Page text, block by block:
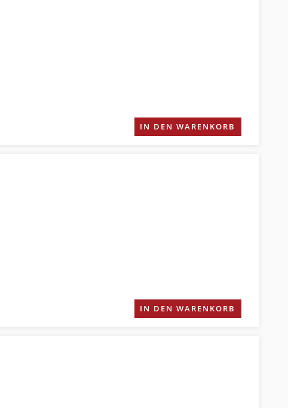
IN DEN WARENKORB
IN DEN WARENKORB